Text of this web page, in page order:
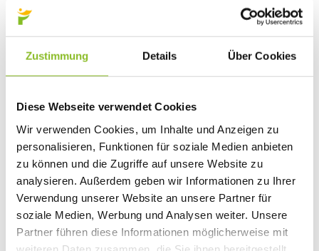
Zustimmung Details Über Cookies
Diese Webseite verwendet Cookies
Wir verwenden Cookies, um Inhalte und Anzeigen zu
personalisieren, Funktionen für soziale Medien anbieten
zu können und die Zugriffe auf unsere Website zu
analysieren. Außerdem geben wir Informationen zu Ihrer
Verwendung unserer Website an unsere Partner für
soziale Medien, Werbung und Analysen weiter. Unsere
Partner führen diese Informationen möglicherweise mit
Domino s’Hus am Kirchplatz
Tabakausstellung
Bibliothek
Gastronomie
Essen und Trinken in Frastanz
Naturbad Untere Au
Schwimmbad Felsenau
Wandern in Frastanz
Schilift Bazora
Spiel- und Sportstätten